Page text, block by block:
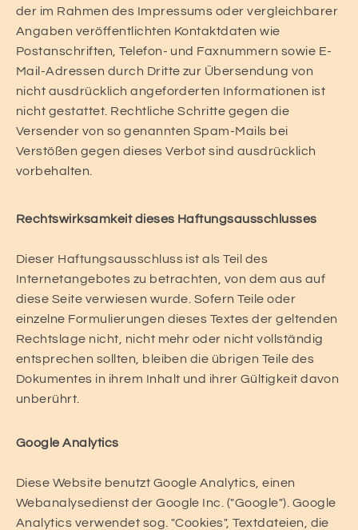
der im Rahmen des Impressums oder vergleichbarer
Angaben veröffentlichten Kontaktdaten wie
Postanschriften, Telefon- und Faxnummern sowie E-
Mail-Adressen durch Dritte zur Übersendung von
nicht ausdrücklich angeforderten Informationen ist
nicht gestattet. Rechtliche Schritte gegen die
Versender von so genannten Spam-Mails bei
Verstößen gegen dieses Verbot sind ausdrücklich
vorbehalten.
Rechtswirksamkeit dieses Haftungsausschlusses
Dieser Haftungsausschluss ist als Teil des
Internetangebotes zu betrachten, von dem aus auf
diese Seite verwiesen wurde. Sofern Teile oder
einzelne Formulierungen dieses Textes der geltenden
Rechtslage nicht, nicht mehr oder nicht vollständig
entsprechen sollten, bleiben die übrigen Teile des
Dokumentes in ihrem Inhalt und ihrer Gültigkeit davon
unberührt.
Google Analytics
Diese Website benutzt Google Analytics, einen
Webanalysedienst der Google Inc. ("Google"). Google
Analytics verwendet sog. "Cookies", Textdateien, die